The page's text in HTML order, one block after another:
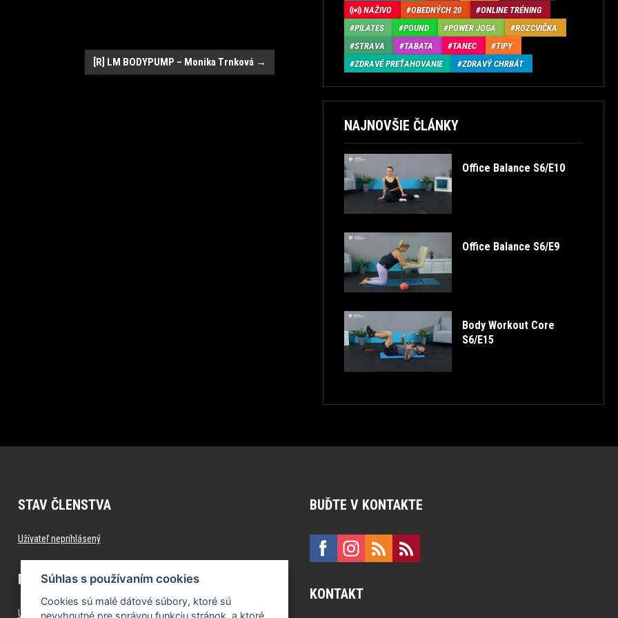
[R] LM BODYPUMP – Monika Trnková →
NAŽIVO
OBEDNÝCH 20
ONLINE TRÉNING
PILATES
POUND POWER JOGA
ROZCVIČKA
STRAVA
TABATA TANEC
TIPY
ZDRAVÉ PREŤAHOVANIE
ZDRAVÝ CHRBÁT
NAJNOVŠIE ČLÁNKY
Office Balance S6/E10
Office Balance S6/E9
Body Workout Core
S6/E15
STAV ČLENSTVA
Užívateľ neprihlásený
FITNESS.FORMFACTORY.SK
Úvod
BUĎTE V KONTAKTE
KONTAKT
Súhlas s používaním cookies
Cookies sú malé dátové súbory, ktoré sú
nevyhnutné pre správnu funkciu stránok, a ktoré